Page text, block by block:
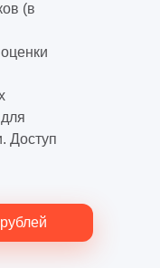
(в
Доступ